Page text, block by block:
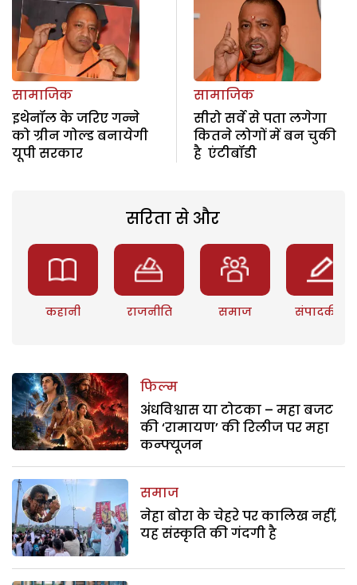
सामाजिक
इथेनॉल के जरिए गन्ने
को ग्रीन गोल्ड बनायेगी
यूपी सरकार
सामाजिक
सीरो सर्वे से पता लगेगा
कितने लोगों में बन चुकी
है एंटीबॉडी
सरिता से और
कहानी राजनीति समाज संपादकीय
फिल्म
अंधविश्वास या टोटका – महा बजट
की ‘रामायण’ की रिलीज पर महा
कन्फ्यूजन
समाज
नेहा बोरा के चेहरे पर कालिख नहीं,
यह संस्कृति की गंदगी है